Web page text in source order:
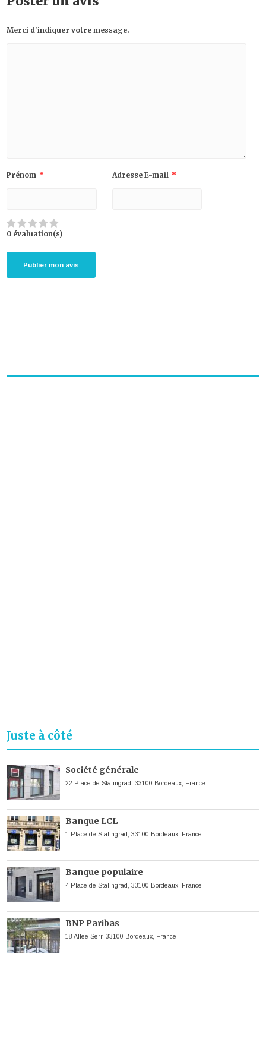
Merci d'indiquer votre message.
Prénom * Adresse E-mail *
0 évaluation(s)
Juste à côté
Société générale
22 Place de Stalingrad, 33100 Bordeaux, France
Banque LCL
1 Place de Stalingrad, 33100 Bordeaux, France
Banque populaire
4 Place de Stalingrad, 33100 Bordeaux, France
BNP Paribas
18 Allée Serr, 33100 Bordeaux, France